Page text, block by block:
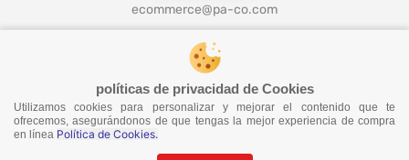
políticas de privacidad de Cookies
Utilizamos cookies para personalizar y mejorar el contenido que te
ofrecemos, asegurándonos de que tengas la mejor experiencia de compra
en línea Política de Cookies.
ecommerce@pa-co.com
¡Síguenos en redes!
¡No te pierdas nuestras ofertas!